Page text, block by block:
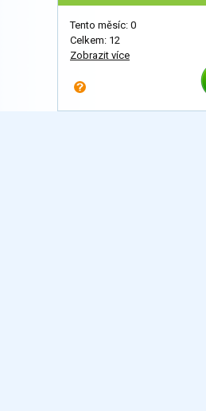
Tento měsíc: 0
Celkem: 12
Zobrazit více